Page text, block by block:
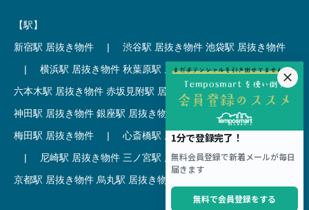
【駅】
新宿駅 居抜き物件
| 渋谷駅 居抜き物件 池袋駅 居抜き物件
|
横浜駅 居抜き物件 秋葉原駅 居抜き物件
|
六本木駅 居抜き物件 赤坂見附駅 居抜き物件
神田駅 居抜き物件 銀座駅 居抜き物件
吉祥寺駅 居抜き物件
梅田駅 居抜き物件
| 心斎橋駅 居抜き物件 本町駅 居抜き物件
|
尼崎駅 居抜き物件 三ノ宮駅 居抜き物件
|
京都駅 居抜き物件 烏丸駅 居抜き物件